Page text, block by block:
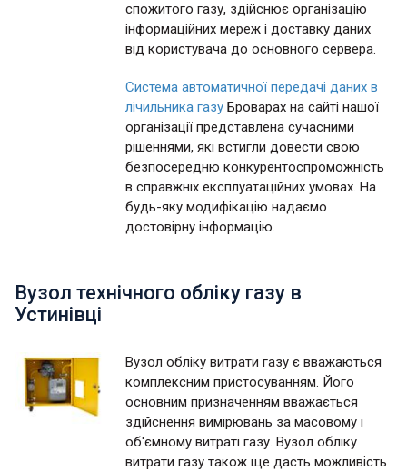
спожитого газу, здійснює організацію
інформаційних мереж і доставку даних
від користувача до основного сервера.
Система автоматичної передачі даних в
лічильника газу Броварах на сайті нашої
організації представлена сучасними
рішеннями, які встигли довести свою
безпосередню конкурентоспроможність
в справжніх експлуатаційних умовах. На
будь-яку модифікацію надаємо
достовірну інформацію.
Вузол технічного обліку газу в
Устинівці
Вузол обліку витрати газу є вважаються
комплексним пристосуванням. Його
основним призначенням вважається
здійснення вимірювань за масовому і
об'ємному витраті газу. Вузол обліку
витрати газу також ще дасть можливість